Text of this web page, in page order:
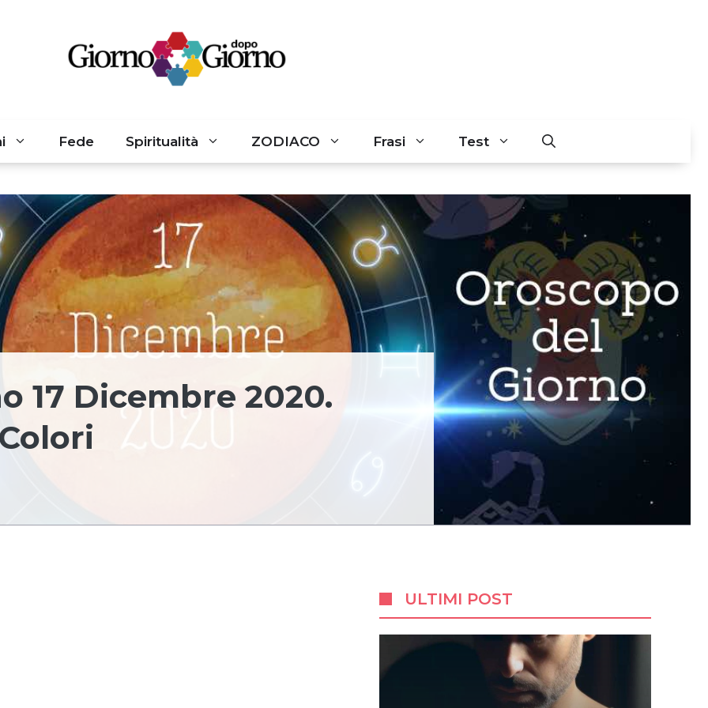
Fede Spiritualità ZODIACO Frasi Test
17 Dicembre 2020.
ULTIMI POST